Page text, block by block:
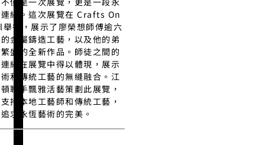
結。這次展覽在 Crafts On
行，展示了廖榮想師傅逾六
金屬鑄造工藝，以及他的弟
盛的全新作品。師徒之間的
結在展覽中得以體現，展示
和傳統工藝的無縫融合。江
聯手飄雅活藝策劃此展覽，
持本地工藝師和傳統工藝，
求永恆藝術的完美。